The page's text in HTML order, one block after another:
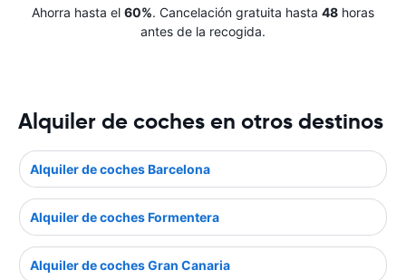
Ahorra hasta el 60%. Cancelación gratuita hasta 48 horas
antes de la recogida.
Alquiler de coches en otros destinos
Alquiler de coches Barcelona
Alquiler de coches Formentera
Alquiler de coches Gran Canaria